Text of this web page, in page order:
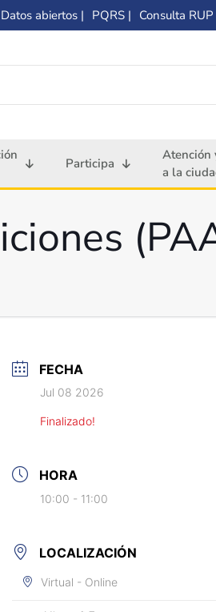
Datos abiertos | PQRS | Consulta RUP
Participa
Atención
a la
FECHA
Jul 08 2026
Finalizado!
HORA
10:00 - 11:00
LOCALIZACIÓN
Virtual - Online